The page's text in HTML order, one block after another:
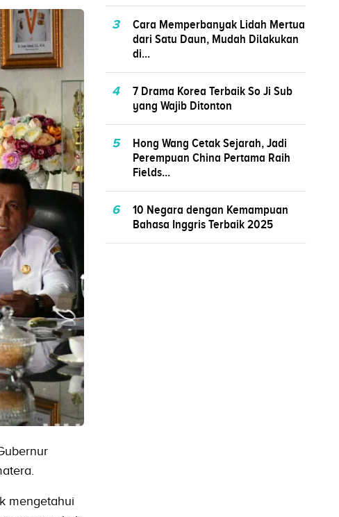
mengetahui
3
Cara Memperbanyak Lidah Mertua
dari Satu Daun, Mudah Dilakukan
di...
4
7 Drama Korea Terbaik So Ji Sub
yang Wajib Ditonton
5
Hong Wang Cetak Sejarah, Jadi
Perempuan China Pertama Raih
Fields...
6
10 Negara dengan Kemampuan
Bahasa Inggris Terbaik 2025